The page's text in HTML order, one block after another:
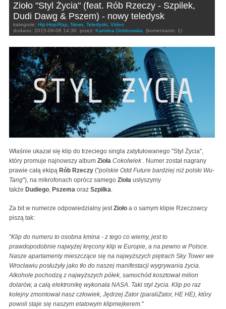
Zioło "Styl Życia" (feat. Rób Rzeczy - Szpilek,
Dudi Dawg & Pszem) - nowy teledysk
kategorie: Hip-Hop/Rap, News, Teledyski, Video
dodano: 2015-09-08 14:30 przez: Karolina Dobkowska (komentarze: 1)
Właśnie ukazał się klip do trzeciego singla zatytułowanego "Styl Życia",
który promuje najnowszy album Zioła Cokolwiek
. Numer został nagrany
prawie całą ekipą Rób Rzeczy ("polskie Odd Future bardziej niż polski Wu-
Tang"), na mikrofonach oprócz samego Zioła usłyszymy
także Dudiego Pszema oraz Szpilka
Za bit w numerze odpowiedzialny jest Zioło a o samym klipie Rzeczowcy
piszą tak:
"Klip do numeru to osobna kmina - z tego co wiemy, jest to
prawdopodobnie najwyżej kręcony klip w Europie, a na pewno w Polsce.
Nasze apartamenty mieszczące się na najwyższych piętrach Sky Tower we
Wrocławiu posłużyły jako tło do naszej manifestacji wygrywania życia.
Alkohole pochodzą z najwyższych półek, samochód kosztował milion
dolarów, a całą elektronikę wykonała NASA. Taki styl życia. Klip po raz
kolejny zmontował nasz człowiek, Jędrzej Zator (paraliZator, HE HE), który
powoli staje się naszym etatowym klipmejkerem. "